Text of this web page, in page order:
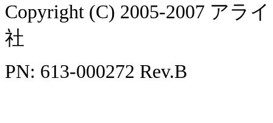
Copyright (C) 2005-2007 アラ
社
PN: 613-000272 Rev.B